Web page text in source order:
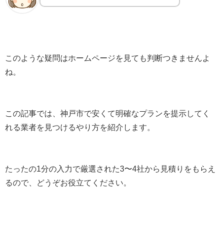
このような疑問はホームページを見ても判断つきませんよ
ね。
この記事では、神戸市で安くて明確なプランを提示してく
れる業者を見つけるやり方を紹介します。
たったの1分の入力で厳選された3〜4社から見積りをもらえ
るので、どうぞお役立てください。